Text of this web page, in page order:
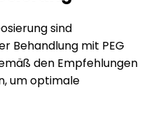
sind
Behandlung mit PEG
den Empfehlungen
um optimale